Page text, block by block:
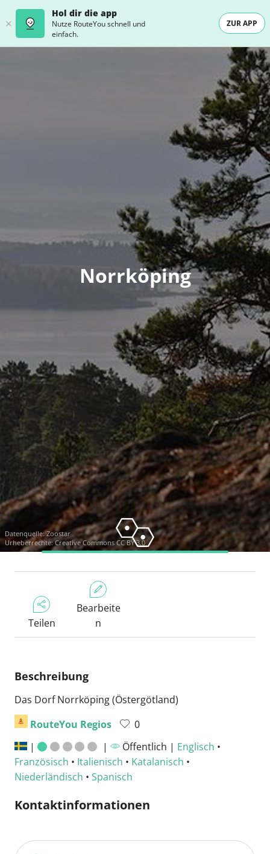
Hol dir die app
Nutze RouteYou schnell und
einfach.
ZUR APP
Norrköping
Datenquelle:Zoostar
Urheberrechte:Creative Commons CC BY 3.0
Teilen
Bearbeite
n
Beschreibung
Das Dorf Norrköping (Östergötland)
RouteYou Regios
0
|
| Öffentlich | Englisch •
Französisch • Italienisch • Katalanisch •
Niederländisch • Spanisch
Kontaktinformationen